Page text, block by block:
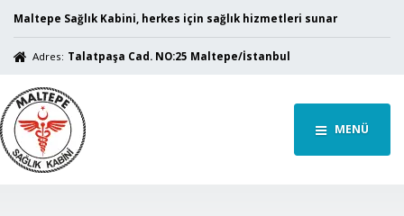
Maltepe Sağlık Kabini, herkes için sağlık hizmetleri sunar
Adres: Talatpaşa Cad. NO:25 Maltepe/İstanbul
MENÜ